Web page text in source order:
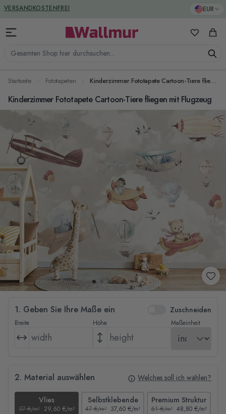
Zum Inhalt springen EUR
Gesamten Shop hier durchsuchen...
Meine
VERSANDKOSTENFREI
GREENGUARD ZERTIFIZIERT
Startseite Fototapeten Kinderzimmer Fototapete Cartoon-Tiere fliegen mit Flugzeug
Kinderzimmer Fototapete Cartoon-Tiere fliegen mit Flugzeug
1. Geben Sie Ihre Maße ein Zuschneiden
Breite Höhe Maßeinheit
2. Material auswählen Welches soll ich wählen?
Vlies
37 €/m² 29,60 €/m²
Selbstklebende
47 €/m² 37,60 €/m²
Premium Struktur
61 €/m² 48,80 €/m²